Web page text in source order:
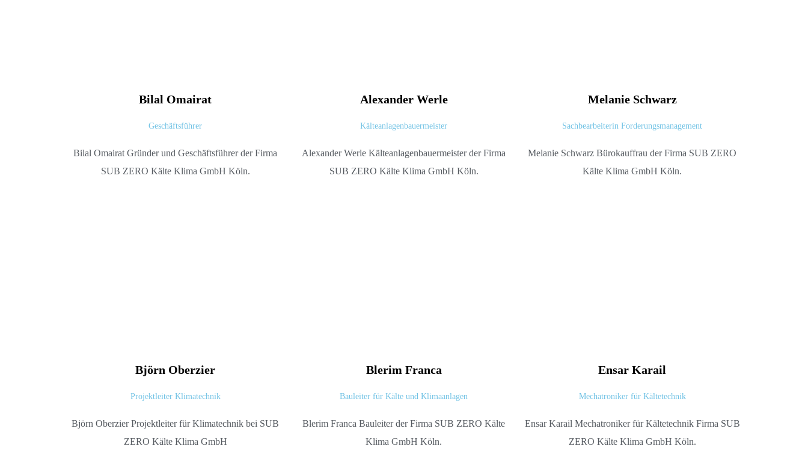
Bilal Omairat
Geschäftsführer
Bilal Omairat Gründer und Geschäftsführer der Firma
SUB ZERO Kälte Klima GmbH Köln.
AlexanderWerle
Kälteanlagenbauermeister
Alexander Werle Kälteanlagenbauermeister der Firma
SUB ZERO Kälte Klima GmbH Köln.
MelanieSchwarz
Sachbearbeiterin Forderungsmanagement
Melanie Schwarz Bürokauffrau der Firma SUB ZERO
Kälte Klima GmbH Köln.
Björn Oberzier
Projektleiter Klimatechnik
Björn Oberzier Projektleiter für Klimatechnik bei SUB
ZERO Kälte Klima GmbH
Blerim Franca
Bauleiter für Kälte und Klimaanlagen
Blerim Franca Bauleiter der Firma SUB ZERO Kälte
Klima GmbH Köln.
Ensar Karail
Mechatroniker für Kältetechnik
Ensar Karail Mechatroniker für Kältetechnik Firma SUB
ZERO Kälte Klima GmbH Köln.
Ihre Angebotsanfrage in nur 3 Minuten